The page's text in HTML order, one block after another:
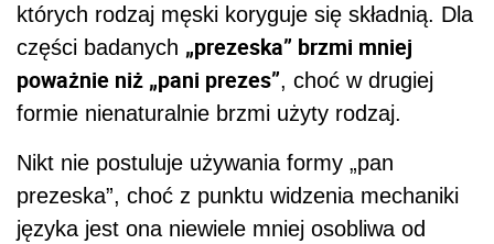
których rodzaj męski koryguje się składnią. Dla
części badanych „prezeska” brzmi mniej
poważnie niż „pani prezes”, choć w drugiej
formie nienaturalnie brzmi użyty rodzaj.
Nikt nie postuluje używania formy „pan
prezeska”, choć z punktu widzenia mechaniki
języka jest ona niewiele mniej osobliwa od